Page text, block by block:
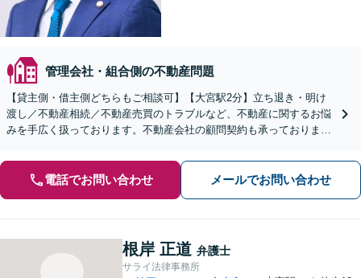
管理会社・組合側の不動産問題
【貸主側・借主側どちらもご相談可】【大宮駅2分】立ち退き・明け
渡し／不動産相続／不動産売買のトラブルなど、不動産に関するお悩
みを手広く扱っております。不動産会社の顧問契約も承っておりま
電話でお問い合わせ メールでお問い合わせ
根岸 正道 弁護士
サライ法律事務所